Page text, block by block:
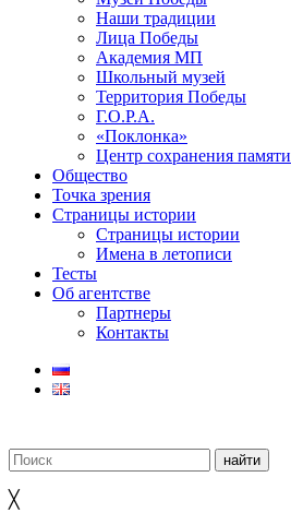
Наши традиции
Лица Победы
Академия МП
Школьный музей
Территория Победы
Г.О.Р.А.
«Поклонка»
Центр сохранения памяти
Общество
Точка зрения
Страницы истории
Страницы истории
Имена в летописи
Тесты
Об агентстве
Партнеры
Контакты
╳